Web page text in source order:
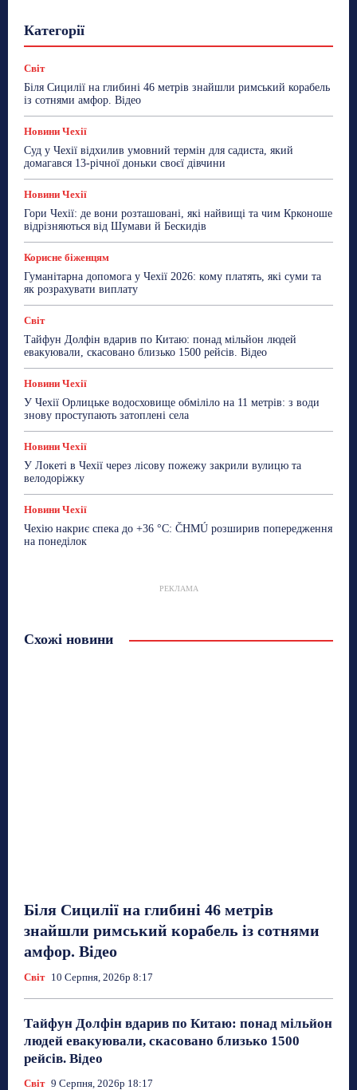
Категорії
Робота
Сад та город Світ
Спорт
ТехноМанія
Топ-новини Фоторепортаж
Світ
Біля Сицилії на глибині 46 метрів знайшли римський корабель
із сотнями амфор. Відео
Новини Чехії
Суд у Чехії відхилив умовний термін для садиста, який
домагався 13-річної доньки своєї дівчини
Новини Чехії
Гори Чехії: де вони розташовані, які найвищі та чим Крконоше
відрізняються від Шумави й Бескидів
Корисне біженцям
Гуманітарна допомога у Чехії 2026: кому платять, які суми та
як розрахувати виплату
Світ
Тайфун Долфін вдарив по Китаю: понад мільйон людей
евакуювали, скасовано близько 1500 рейсів. Відео
Новини Чехії
У Чехії Орлицьке водосховище обміліло на 11 метрів: з води
знову проступають затоплені села
Новини Чехії
У Локеті в Чехії через лісову пожежу закрили вулицю та
велодоріжку
Новини Чехії
Чехію накриє спека до +36 °C: ČHMÚ розширив попередження
на понеділок
РЕКЛАМА
Схожі новини
Біля Сицилії на глибині 46 метрів
знайшли римський корабель із сотнями
амфор. Відео
Світ 10 Серпня, 2026р 8:17
Тайфун Долфін вдарив по Китаю: понад мільйон
людей евакуювали, скасовано близько 1500
рейсів. Відео
Світ 9 Серпня, 2026р 18:17